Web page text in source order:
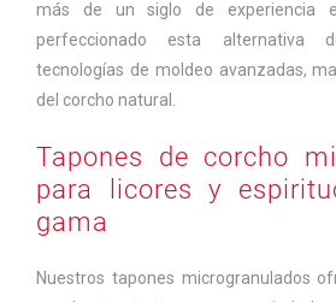
más de un siglo de experiencia
perfeccionado esta alternativa
tecnologías de moldeo avanzadas,
del corcho natural.
Tapones de corcho
para licores y
gama
Nuestros tapones microgranulados